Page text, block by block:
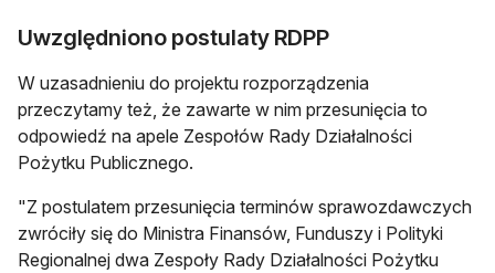
Uwzględniono postulaty RDPP
W uzasadnieniu do projektu rozporządzenia
przeczytamy też, że zawarte w nim przesunięcia to
odpowiedź na apele Zespołów Rady Działalności
Pożytku Publicznego.
"Z postulatem przesunięcia terminów sprawozdawczych
zwróciły się do Ministra Finansów, Funduszy i Polityki
Regionalnej dwa Zespoły Rady Działalności Pożytku